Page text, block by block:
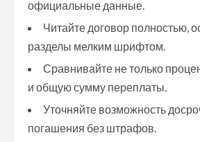
официальные данные.
Читайте договор полностью,
разделы мелким шрифтом.
Сравнивайте не только
и общую сумму переплаты.
Уточняйте возможность
погашения без штрафов.